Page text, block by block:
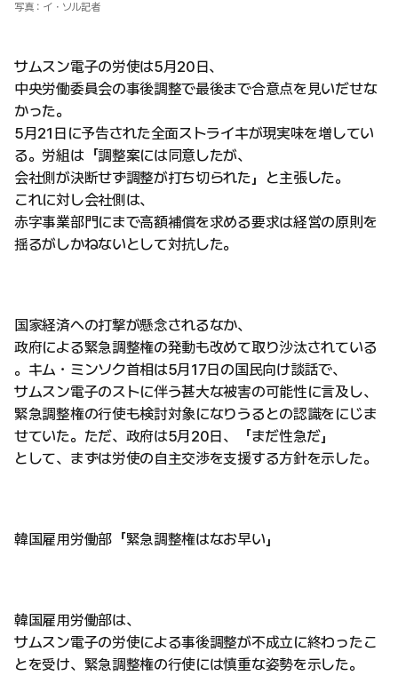
写真：イ・ソル記者
サムスン電子の労使は5月20日、
中央労働委員会の事後調整で最後まで合意点を見いだせな
かった。
5月21日に予告された全面ストライキが現実味を増してい
る。労組は「調整案には同意したが、
会社側が決断せず調整が打ち切られた」と主張した。
これに対し会社側は、
赤字事業部門にまで高額補償を求める要求は経営の原則を
揺るがしかねないとして対抗した。
国家経済への打撃が懸念されるなか、
政府による緊急調整権の発動も改めて取り沙汰されている
。キム・ミンソク首相は5月17日の国民向け談話で、
サムスン電子のストに伴う甚大な被害の可能性に言及し、
緊急調整権の行使も検討対象になりうるとの認識をにじま
せていた。ただ、政府は5月20日、「まだ性急だ」
として、まずは労使の自主交渉を支援する方針を示した。
韓国雇用労働部「緊急調整権はなお早い」
韓国雇用労働部は、
サムスン電子の労使による事後調整が不成立に終わったこ
とを受け、緊急調整権の行使には慎重な姿勢を示した。